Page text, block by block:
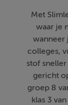
Met
waar je
wanneer
colleges,
stof
gericht
groep 8
klas 3